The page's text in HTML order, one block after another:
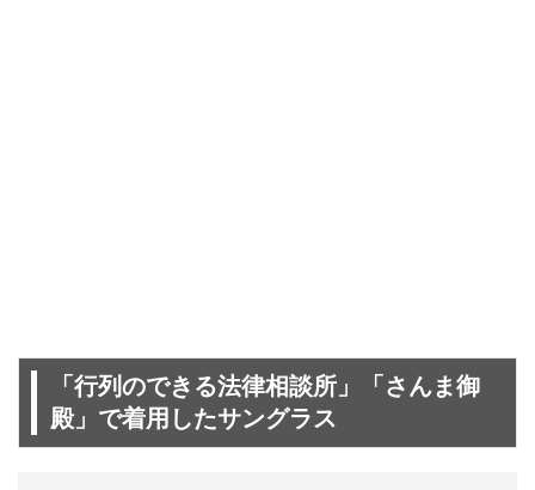
「行列のできる法律相談所」「さんま御
殿」で着用したサングラス